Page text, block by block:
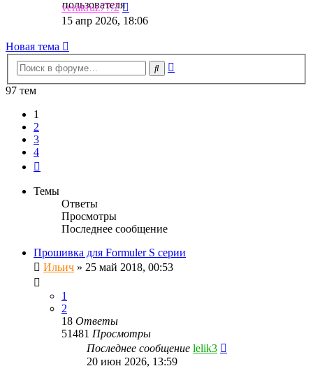
verakruz77/2
к
15 апр 2026, 18:06
Новая тема
Поиск
97 тем
1
2
3
4
Темы
Ответы
Просмотры
Последнее сообщение
Прошивка для Formuler S серии
Ильич » 25 май 2018, 00:53
1
2
18 Ответы
51481 Просмотры
Последнее сообщение lelik3
20 июн 2026, 13:59